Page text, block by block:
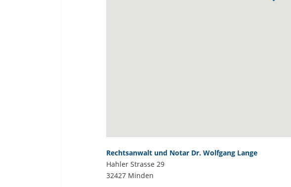
Rechtsanwalt und Notar Dr. Wolfgang Lange
Hahler Strasse 29
32427 Minden